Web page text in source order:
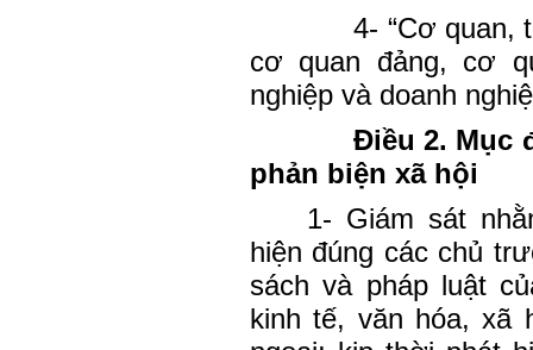
4- “Cơ quan,
cơ quan đảng, cơ
nghiệp và doanh
Điều 2. Mục
phản biện xã hội
1- Giám sát
hiện đúng các chủ
sách và pháp luật
kinh tế, văn hóa, xã